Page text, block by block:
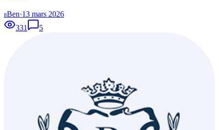
BBen·13 mars 2026
331
5